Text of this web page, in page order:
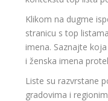
Klikom na dugme
stranicu s top
imena. Saznajte
i ženska imena
Liste su razvrstane
gradovima i